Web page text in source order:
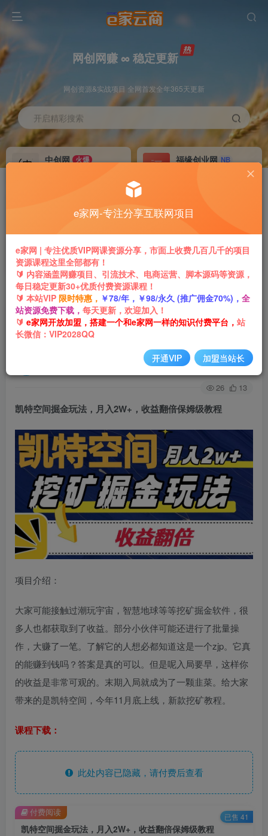
网创网赚 ∞ 稳定更新
网创资源&实战项目 全网首发全年365天更新
开启精彩搜索
中创网 火爆
福缘创业网 NB
永久VIP价值198元
免费下载全站资源
推广返利 70%
专属链接提现快
加盟本站 躺赚
首页 网创项目 引流推广 正文
凯特空间掘金玩法，月入2W+，收益翻倍保姆级教
程
关注 私信
26 13
凯特空间掘金玩法 ，月入2W+，收益翻倍保姆级教程
项目介绍：
大家可能接触过潮玩宇宙，智慧地球等等挖矿掘金软件，很
多人也都获取到了收益。部分小伙伴可能还进行了批量操
作，大赚了一笔。了解它的人想必都知道这是一个zjp。它真
的能赚到钱吗？答案是真的可以。但是呢入局要早，这样你
的收益是非常可观的。末期入局就成为了一颗韭菜。给大家
带来的是凯特空间，今年11月底上线，新款挖矿教程。
课程下载：
此处内容已隐藏，请付费后查看
凯特空间掘金玩法，月入2W+，收益翻倍保姆级教程
付费阅读 已售 41
e家网-专注分享互联网项目
e家网 | 专注优质VIP网课资源分享，市面上收费几百几千的项目
资源课程这里全部都有！
🔰 内容涵盖网赚项目、引流技术、电商运营、脚本源码等资源，
每日稳定更新30+优质付费资源课程！
🔰 本站VIP 限时特惠， ￥78/年，￥98/永久 (推广佣金70%)， 全
站资源免费下载， 每天更新，欢迎加入！
🔰 e家网开放加盟，搭建一个和e家网一样的知识付费平台， 站
长微信：VIP2028QQ
开通VIP 加盟当站长